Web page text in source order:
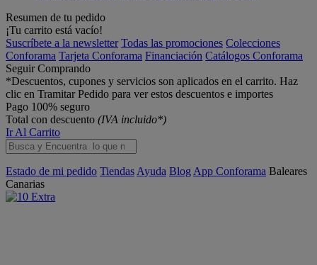
Resumen de tu pedido
¡Tu carrito está vacío!
Suscríbete a la newsletter Todas las promociones Colecciones
Conforama Tarjeta Conforama Financiación Catálogos Conforama
Seguir Comprando
*Descuentos, cupones y servicios son aplicados en el carrito. Haz
clic en Tramitar Pedido para ver estos descuentos e importes
Pago 100% seguro
Total con descuento (IVA incluido*)
Ir Al Carrito
Estado de mi pedido Tiendas Ayuda Blog App Conforama Baleares
Canarias